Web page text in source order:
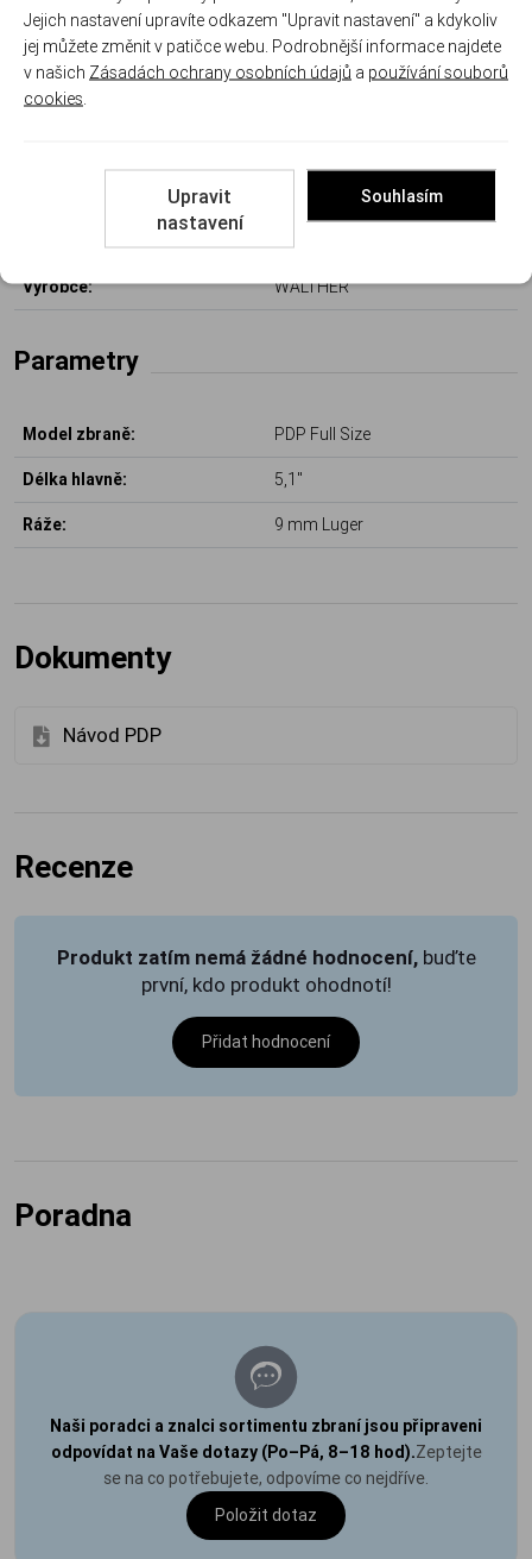
Další informace
Kód produktu: WAL 2912490
Výrobce: WALTHER
Parametry
Model zbraně: PDP Full Size
Délka hlavně: 5,1"
Ráže: 9 mm Luger
Dokumenty
Návod PDP
Recenze
Produkt zatím nemá žádné hodnocení, buďte
první, kdo produkt ohodnotí!
Přidat hodnocení
Poradna
Naši poradci a znalci sortimentu zbraní jsou připraveni
odpovídat na Vaše dotazy (Po–Pá, 8–18 hod).Zeptejte
se na co potřebujete, odpovíme co nejdříve.
Položit dotaz
Jejich nastavení upravíte odkazem "Upravit nastavení" a kdykoliv
jej můžete změnit v patičce webu. Podrobnější informace najdete
v našich Zásadách ochrany osobních údajů a používání souborů
cookies
Upravit
nastavení
Souhlasím